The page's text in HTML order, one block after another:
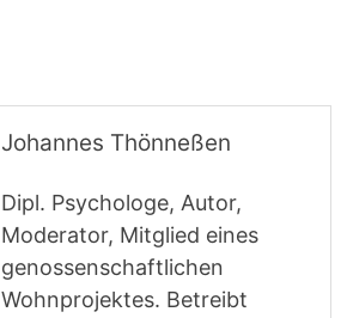
Johannes Thönneßen
Dipl. Psychologe, Autor,
Moderator, Mitglied eines
genossenschaftlichen
Wohnprojektes. Betreibt